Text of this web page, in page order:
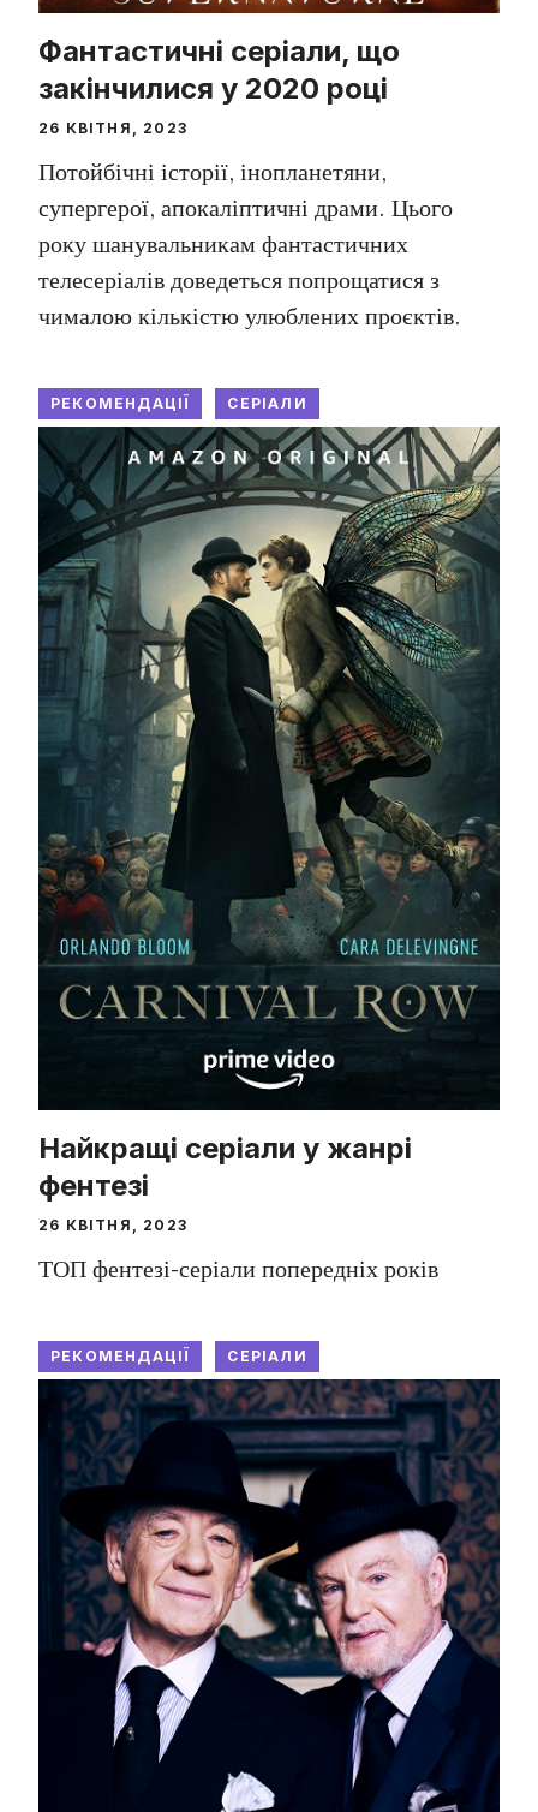
Фантастичні серіали, що
закінчилися у 2020 році
26 КВІТНЯ, 2023
Потойбічні історії, інопланетяни,
супергерої, апокаліптичні драми. Цього
року шанувальникам фантастичних
телесеріалів доведеться попрощатися з
чималою кількістю улюблених проєктів.
РЕКОМЕНДАЦІЇ СЕРІАЛИ
Найкращі серіали у жанрі
фентезі
26 КВІТНЯ, 2023
ТОП фентезі-серіали попередніх років
РЕКОМЕНДАЦІЇ СЕРІАЛИ